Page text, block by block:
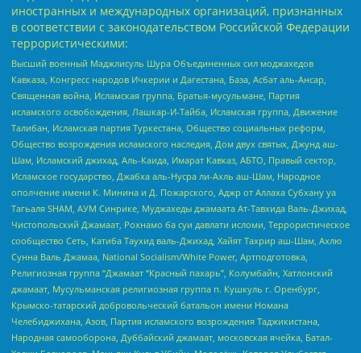
иностранных и международных организаций, признанных
в соответствии с законодательством Российской Федерации
террористическими:
Высший военный Маджлисуль Шура Объединенных сил моджахедов
Кавказа, Конгресс народов Ичкерии и Дагестана, База, Асбат аль-Ансар,
Священная война, Исламская группа, Братья-мусульмане, Партия
исламского освобождения, Лашкар-И-Тайба, Исламская группа, Движение
Талибан, Исламская партия Туркестана, Общество социальных реформ,
Общество возрождения исламского наследия, Дом двух святых, Джунд аш-
Шам, Исламский джихад, Аль-Каида, Имарат Кавказ, АБТО, Правый сектор,
Исламское государство, Джабха аль-Нусра ли-Ахль аш-Шам, Народное
ополчение имени К. Минина и Д. Пожарского, Аджр от Аллаха Субхану уа
Тагьаля SHAM, АУМ Синрике, Муджахеды джамаата Ат-Тавхида Валь-Джихад,
Чистопольский Джамаат, Рохнамо ба суи давлати исломи, Террористическое
сообщество Сеть, Катиба Таухид валь-Джихад, Хайят Тахрир аш-Шам, Ахлю
Сунна Валь Джамаа, National Socialism/White Power, Артподготовка,
Религиозная группа “Джамаат “Красный пахарь”, Колумбайн, Хатлонский
джамаат, Мусульманская религиозная группа п. Кушкуль г. Оренбург,
Крымско-татарский добровольческий батальон имени Номана
Челебиджихана, Азов, Партия исламского возрождения Таджикистана,
Народная самооборона, Дуббайский джамаат, московская ячейка, Батал-